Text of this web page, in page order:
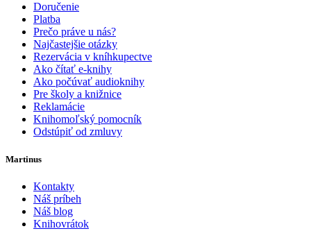
Doručenie
Platba
Prečo práve u nás?
Najčastejšie otázky
Rezervácia v kníhkupectve
Ako čítať e-knihy
Ako počúvať audioknihy
Pre školy a knižnice
Reklamácie
Knihomoľský pomocník
Odstúpiť od zmluvy
Martinus
Kontakty
Náš príbeh
Náš blog
Knihovrátok